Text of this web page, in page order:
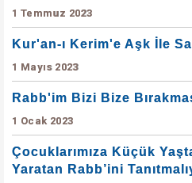
1 Temmuz 2023
Kur'an-ı Kerim'e Aşk İle
1 Mayıs 2023
Rabb'im Bizi Bize
1 Ocak 2023
Çocuklarımıza Küçük
Yaratan Rabb’ini